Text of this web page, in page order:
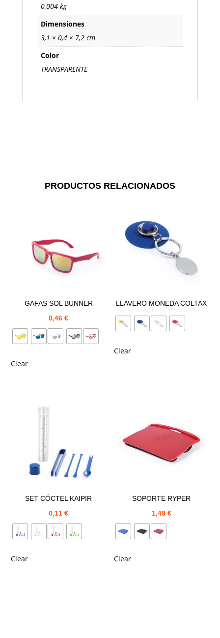
0,004 kg
Dimensiones
3,1 × 0,4 × 7,2 cm
Color
TRANSPARENTE
PRODUCTOS RELACIONADOS
GAFAS SOL BUNNER
0,46€
Clear
LLAVERO MONEDA COLTAX
Clear
SET CÓCTEL KAIPIR
0,11€
Clear
SOPORTE RYPER
1,49 €
Clear